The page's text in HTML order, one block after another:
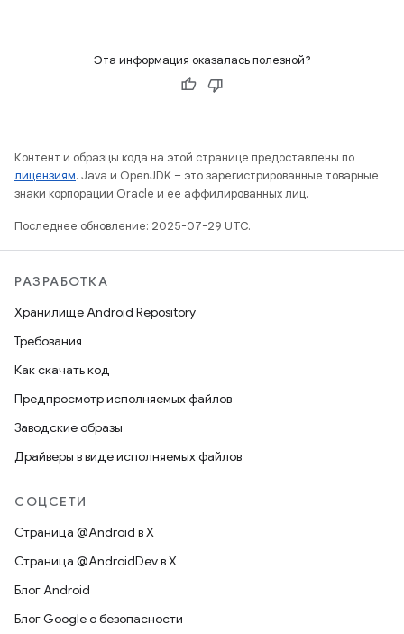
Эта информация оказалась полезной?
Контент и образцы кода на этой странице предоставлены по
лицензиям. Java и OpenJDK – это зарегистрированные товарные
знаки корпорации Oracle и ее аффилированных лиц.
Последнее обновление: 2025-07-29 UTC.
РАЗРАБОТКА
Хранилище Android Repository
Требования
Как скачать код
Предпросмотр исполняемых файлов
Заводские образы
Драйверы в виде исполняемых файлов
СОЦСЕТИ
Страница @Android в X
Страница @AndroidDev в X
Блог Android
Блог Google о безопасности